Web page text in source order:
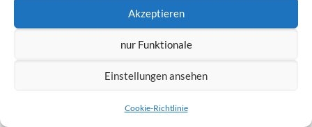
Akzeptieren
nur Funktionale
Einstellungen ansehen
Cookie-Richtlinie
betroffenen Person enthalten oder (3) mit
Ist die Entscheidung (1) für den Abschluss oder die
Person und dem Verantwortlichen erforderlich oder